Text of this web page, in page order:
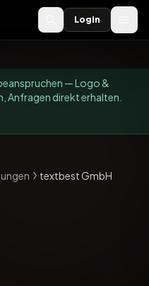
Login
— Logo &
Anfragen direkt erhalten.
textbest GmbH